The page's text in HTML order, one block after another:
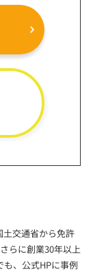
交通省から免許
らに創業30年以上
、公式HPに事例